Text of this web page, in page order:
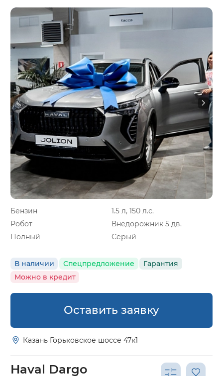
Бензин
1.5 л, 150 л.с.
Робот
Внедорожник 5 дв.
Полный
Серый
В наличии Спецпредложение
Гарантия
Можно в кредит
Оставить заявку
Казань Горьковское шоссе 47к1
Haval Dargo